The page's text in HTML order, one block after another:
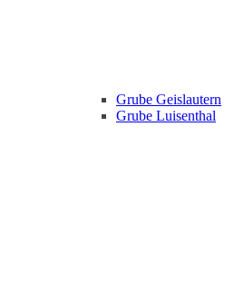
Grube Geislautern
Grube Luisenthal